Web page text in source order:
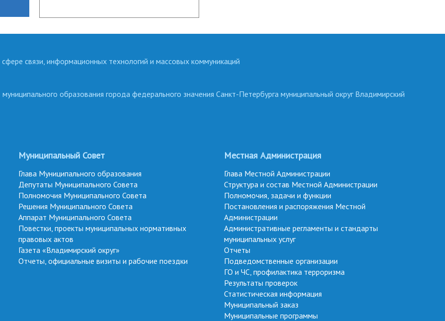
связи, информационных технологий и массовых коммуникаций
образования города федерального значения Санкт-Петербурга муниципальный округ Владимирский
Муниципальный Совет
Глава Муниципального образования
Депутаты Муниципального Совета
Полномочия Муниципального Совета
Решения Муниципального Совета
Аппарат Муниципального Совета
Повестки, проекты муниципальных нормативных
правовых актов
Газета «Владимирский округ»
Отчеты, официальные визиты и рабочие поездки
Местная Администрация
Глава Местной Администрации
Структура и состав Местной Администрации
Полномочия, задачи и функции
Постановления и распоряжения Местной
Администрации
Административные регламенты и стандарты
муниципальных услуг
Отчеты
Подведомственные организации
ГО и ЧС, профилактика терроризма
Результаты проверок
Статистическая информация
Муниципальный заказ
Муниципальные программы